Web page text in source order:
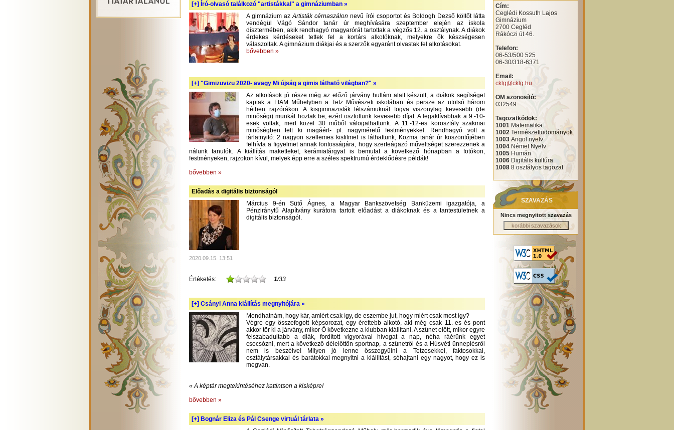
[+] Író-olvasó találkozó "artistákkal" a gimnáziumban »
A gimnázium azArtisták cérnaszálon nevű írói csoportot és Boldogh Dezső költőt látta
vendégül Vágó Sándor tanár úr meghívására szeptember elején az iskola
dísztermében, akik rendhagyó magyarórát tartottak a végzős 12. a osztálynak. A diákok
érdekes kérdéseket tettek fel a kortárs alkotóknak, melyekre ők készségesen
válaszoltak. A gimnázium diákjai és a szerzők egyaránt olvastak fel alkotásokat.
bővebben »
[+] "Gimizuvizu 2020- avagy Mi újság a gimis látható világban?" »
Az alkotások jó része még az előző járvány hullám alatt készült, a diákok segítséget
kaptak a FIAM Műhelyben a Tetz Művészeti iskolában és persze az utolsó három
hétben rajzórákon. A kisgimnazisták létszámuknál fogva viszonylag kevesebb (de
minőségi) munkát hoztak be, ezért osztottunk kevesebb díjat. A legaktívabbak a 9.-10-
esek voltak, mert közel 30 műből válogathattunk. A 11.-12-es korosztály szakmai
minőségben tett ki magáért- pl. nagyméretű festményekkel. Rendhagyó volt a
tárlatnyitó: 2 nagyon szellemes kisfilmet is láthattunk, Kozma tanár úr köszöntőjében
felhívta a figyelmet annak fontosságára, hogy szerteágazó műveltséget szerezzenek a
nálunk tanulók. A kiállítás maketteket, kerámiatárgyat is bemutat a következő hónapban a fotókon,
festményeken, rajzokon kívül, melyek épp erre a széles spektrumú érdeklődésre példák!
bővebben »
Előadás a digitális biztonságól
Március 9-én Sütő Ágnes, a Magyar Bankszövetség Banküzemi igazgatója, a
Pénziránytű Alapítvány kurátora tartott előadást a diákoknak és a tantestületnek a
digitális biztonságól.
2020.09.15. 13:51
Értékelés: 1/33
[+] Csányi Anna kiállítás megnyitójára »
Mondhatnám, hogy kár, amiért csak így, de eszembe jut, hogy miért csak most így?
Végre egy összefogott képsorozat, egy érettebb alkotó, aki még csak 11.-es és pont
akkor tör ki a járvány, mikor Ő következne a klubban kiállítani. A szünet előtt, mikor egyre
felszabadultabb a diák, fordított vigyorával hívogat a nap, néha ráérünk egyet
csocsózni, mert a következő délelőttön sportnap, a szünetről és a Húsvéti ünneplésről
nem is beszélve! Milyen jó lenne összegyűlni a Tetzesekkel, faktosokkal,
osztálytársakkal és barátokkal megnyitni a kiállítást, sóhajtani egy nagyot, hogy ez is
megvan.
« A képtár megtekintéséhez kattintson a kisképre!
bővebben »
[+] Bognár Eliza és Pál Csenge virtuál tárlata »
Cím:
Ceglédi Kossuth Lajos
Gimnázium
2700 Cegléd
Rákóczi út 46.
Telefon:
06-53/500 525
06-30/318-6371
Email:
cklg@cklg.hu
OM azonosító:
032549
Tagozatkódok:
1001 Matematika
1002 Természettudományok
1003 Angol nyelv
1004 Német Nyelv
1005 Humán
1006 Digitális kultúra
1008 8 osztályos tagozat
SZAVAZÁS
Nincs megnyitott szavazás